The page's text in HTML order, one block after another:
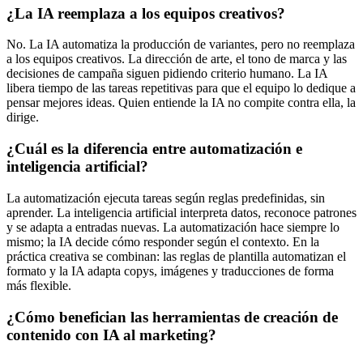
¿La IA reemplaza a los equipos creativos?
No. La IA automatiza la producción de variantes, pero no reemplaza
a los equipos creativos. La dirección de arte, el tono de marca y las
decisiones de campaña siguen pidiendo criterio humano. La IA
libera tiempo de las tareas repetitivas para que el equipo lo dedique a
pensar mejores ideas. Quien entiende la IA no compite contra ella, la
dirige.
¿Cuál es la diferencia entre automatización e
inteligencia artificial?
La automatización ejecuta tareas según reglas predefinidas, sin
aprender. La inteligencia artificial interpreta datos, reconoce patrones
y se adapta a entradas nuevas. La automatización hace siempre lo
mismo; la IA decide cómo responder según el contexto. En la
práctica creativa se combinan: las reglas de plantilla automatizan el
formato y la IA adapta copys, imágenes y traducciones de forma
más flexible.
¿Cómo benefician las herramientas de creación de
contenido con IA al marketing?